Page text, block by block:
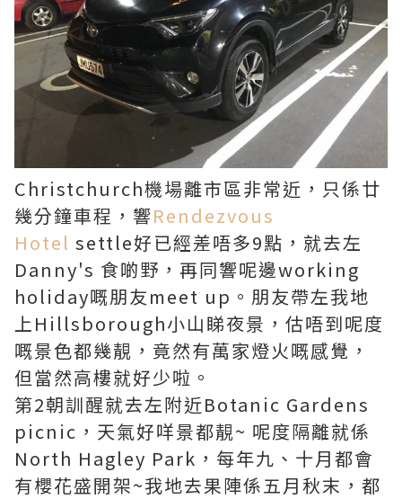
Christchurch機場離市區非常近，只係廿
幾分鐘車程，響Rendezvous
Hotel settle好已經差唔多9點，就去左
Danny's 食啲野，再同響呢邊working
holiday嘅朋友meet up。朋友帶左我地
上Hillsborough小山睇夜景，估唔到呢度
嘅景色都幾靚，竟然有萬家燈火嘅感覺，
但當然高樓就好少啦。
第2朝訓醒就去左附近Botanic Gardens
picnic，天氣好咩景都靚~ 呢度隔離就係
North Hagley Park，每年九、十月都會
有櫻花盛開架~我地去果陣係五月秋末，都